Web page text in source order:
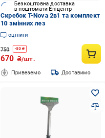
Безкоштовна доставка
в поштомати Епіцентр
Скребок Т-Nova 2в1 та комплект
10 змінних лез
оцінити
750 -80 ₴
670 ₴/шт.
Привеземо Доставимо